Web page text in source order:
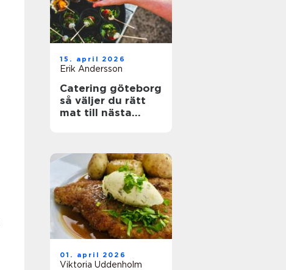
15. april 2026
Erik Andersson
Catering göteborg
så väljer du rätt
mat till nästa
01. april 2026
Viktoria Uddenholm